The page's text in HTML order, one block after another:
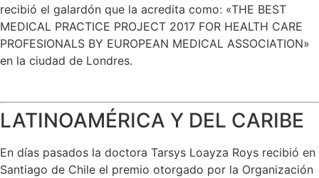
recibió el galardón que la acredita como: «THE BEST
MEDICAL PRACTICE PROJECT 2017 FOR HEALTH CARE
PROFESIONALS BY EUROPEAN MEDICAL ASSOCIATION»
en la ciudad de Londres.
LATINOAMÉRICA Y DEL CARIBE
En días pasados la doctora Tarsys Loayza Roys recibió en
Santiago de Chile el premio otorgado por la Organización